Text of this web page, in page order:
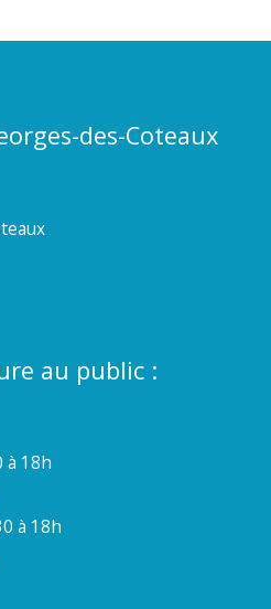
des-Coteaux
au public :
à 18h
à 18h